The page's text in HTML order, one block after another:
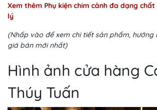
Xem thêm Phụ kiện chim cảnh đa dạng
lý
(Nhấp vào để xem chi tiết sản phẩm, hướng
giá bán mới nhất)
Hình ảnh cửa hàng
Thúy Tuấn